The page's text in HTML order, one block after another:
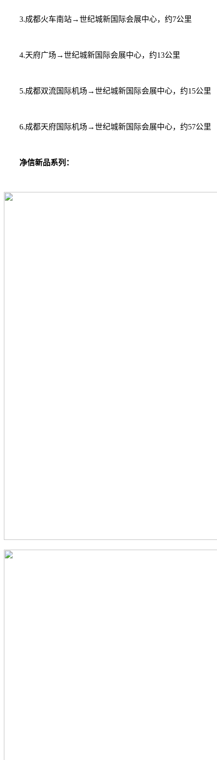
3.成都火车南站→世纪城新国际会展中心，约7公里
4.天府广场→世纪城新国际会展中心，约13公里
5.成都双流国际机场→世纪城新国际会展中心，约15公里
6.成都天府国际机场→世纪城新国际会展中心，约57公里
净信新品系列：